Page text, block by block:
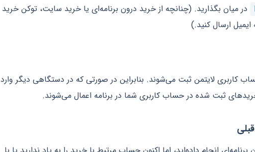
در میان بگذارید. (چنانچه از خرید درون‌ برنامه‌ای یا خرید سایت، توکن خرید
ایمیل ارسال کنید.)
کاربری لایتمن ثبت می‌شوند. بنابراین در صورتی که در دستگاهی دیگر وارد
ثبت شده در حساب کاربری شما در برنامه اعمال می‌شوند.